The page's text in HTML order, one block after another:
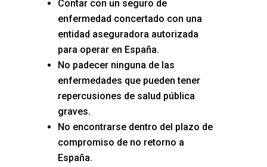
Contar con un seguro de
enfermedad concertado con una
entidad aseguradora autorizada
para operar en España.
No padecer ninguna de las
enfermedades que pueden tener
repercusiones de salud pública
graves.
No encontrarse dentro del plazo de
compromiso de no retorno a
España.